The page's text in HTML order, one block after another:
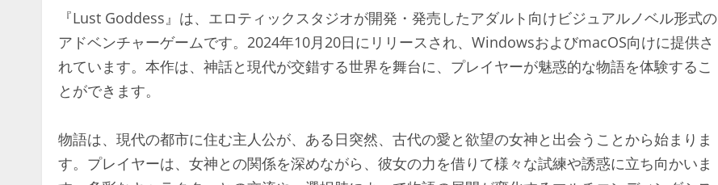
『Lust Goddess』は、エロティックスタジオが開発・発売したアダルト向けビジュアルノベル形式の
アドベンチャーゲームです。2024年10月20日にリリースされ、WindowsおよびmacOS向けに提供さ
れています。本作は、神話と現代が交錯する世界を舞台に、プレイヤーが魅惑的な物語を体験するこ
とができます。
物語は、現代の都市に住む主人公が、ある日突然、古代の愛と欲望の女神と出会うことから始まりま
す。プレイヤーは、女神との関係を深めながら、彼女の力を借りて様々な試練や誘惑に立ち向かいま